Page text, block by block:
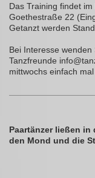
Das Training findet
Goethestraße 22
Getanzt werden
Bei Interesse
Tanzfreunde
mittwochs einfach
Paartänzer ließen
den Mond und die